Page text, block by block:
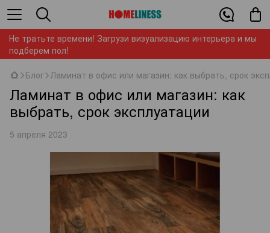
Не тратьте времени! Загрузи визуализацию интерьера и мы
подберем пол!
Блог Ламинат в офис или магазин: как выбрать, срок
Ламинат в офис или магазин: как
выбрать, срок эксплуатации
5 апреля 2023